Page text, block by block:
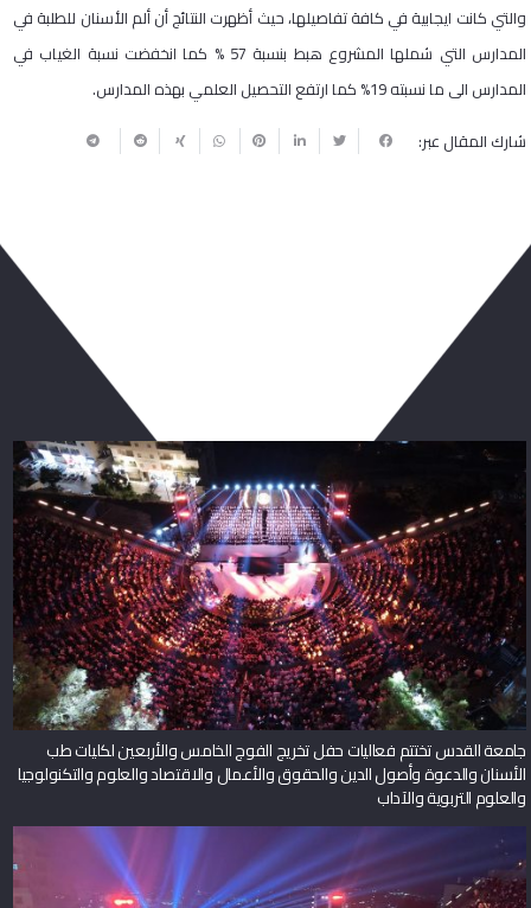
والتي كانت ايجابية في كافة تفاصيلها، حيث أظهرت النتائج أن ألم الأسنان للطلبة في
المدارس التي شملها المشروع هبط بنسبة 57 % كما انخفضت نسبة الغياب في
المدارس الى ما نسبته 19% كما ارتفع التحصيل العلمي بهذه المدارس.
شارك المقال عبر:
جامعة القدس تختتم فعاليات حفل تخريج الفوج الخامس والأربعين لكليات طب
الأسنان والدعوة وأصول الدين والحقوق والأعمال والاقتصاد والعلوم والتكنولوجيا
والعلوم التربوية والآداب